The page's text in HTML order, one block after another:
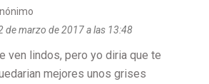
de marzo de 2017 a las 13:48
ven lindos, pero yo diria que te
mejores unos grises